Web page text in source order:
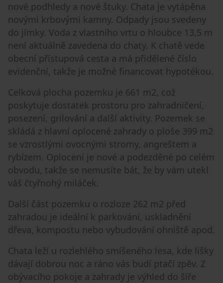
nové podhledy a nové štuky. Chata je vytápěna
novými krbovými kamny. Odpady jsou svedeny
do jímky. Voda z vlastního vrtu o hloubce 13,5 m
není aktuálně zavedena do chaty. K chatě vede
obecní přístupová cesta a má přidělené číslo
evidenční, takže je možné financovat hypotékou.
Celková plocha pozemku je 661 m2, což
poskytuje dostatek prostoru pro zahradničení,
posezení, grilování a další aktivity. Pozemek se
skládá z hlavní oplocené zahrady o ploše 399 m2
se vzrostlými ovocnými stromy, angreštem a
rybízem. Oplocení je nové a podezděné po celém
obvodu, takže se nemusíte bát, že by vám utekl
váš čtyřnohý miláček.
Další část pozemku o rozloze 262 m2 před
zahradou je ideální k parkování, uskladnění
dřeva, kompostu nebo vybudování ohniště apod.
Chata leží u rozlehlého smíšeného lesa, kde lišky
dávají dobrou noc a ráno vás budí ptačí zpěv. Z
obývacího pokoje a zahrady je výhled do šíře